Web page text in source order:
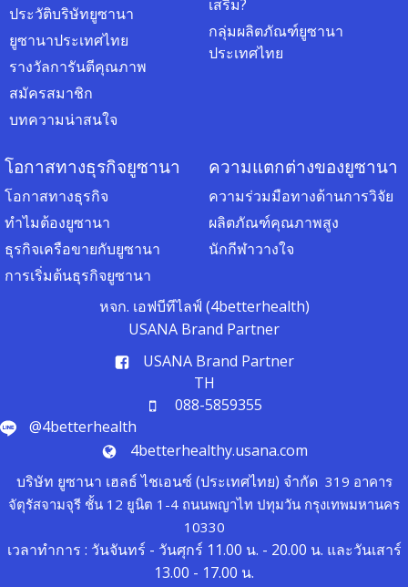
ประวัติบริษัทยูซานา
ยูซานาประเทศไทย
รางวัลการันตีคุณภาพ
สมัครสมาชิก
บทความน่าสนใจ
เสริม?
กลุ่มผลิตภัณฑ์ยูซานา
ประเทศไทย
โอกาสทางธุรกิจยูซานา
โอกาสทางธุรกิจ
ทำไมต้องยูซานา
ธุรกิจเครือขายกับยูซานา
การเริ่มต้นธุรกิจยูซานา
ความแตกต่างของยูซานา
ความร่วมมือทางด้านการวิจัย
ผลิตภัณฑ์คุณภาพสูง
นักกีฬาวางใจ
หจก. เอฟบีทีไลฟ์ (4betterhealth)
USANA Brand Partner
USANA Brand Partner
TH
088-5859355
@4betterhealth
4betterhealthy.usana.com
บริษัท ยูซานา เฮลธ์ ไชเอนซ์ (ประเทศไทย) จำกัด 319 อาคาร
จัตุรัสจามจุรี ชั้น 12 ยูนิต 1-4 ถนนพญาไท ปทุมวัน กรุงเทพมหานคร
10330
เวลาทำการ : วันจันทร์ - วันศุกร์ 11.00 น. - 20.00 น. และวันเสาร์
13.00 - 17.00 น.